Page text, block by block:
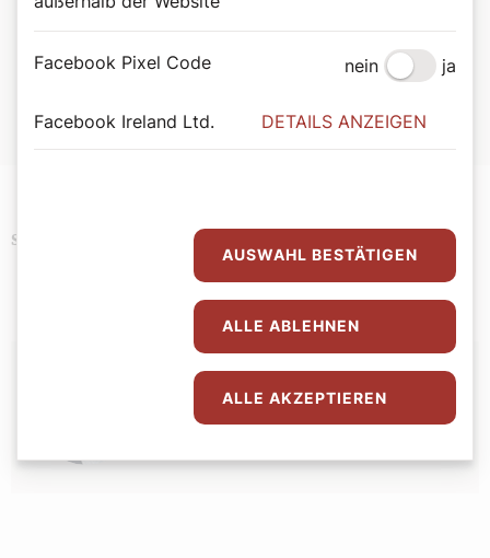
Kontakt
0699/81411866
klaus.aichner@katholischekirche.at
Schlagwörter Brauchtum
Stefan Kronthaler
Facebook Pixel Code nein ja
Facebook Ireland Ltd. DETAILS ANZEIGEN
AUSWAHL BESTÄTIGEN
ALLE ABLEHNEN
ALLE AKZEPTIEREN